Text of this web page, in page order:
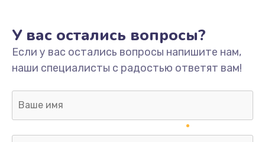
У вас остались вопросы?
Если у вас остались вопросы напишите нам,
наши специалисты с радостью ответят вам!